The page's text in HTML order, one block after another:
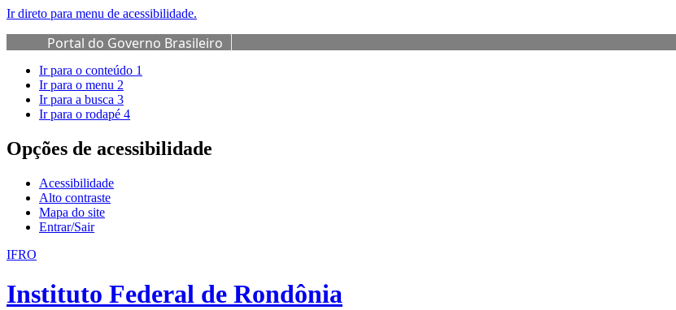
Ir direto para menu de acessibilidade.
Portal do Governo Brasileiro
Ir para o conteúdo 1
Ir para o menu 2
Ir para a busca 3
Ir para o rodapé 4
Opções de acessibilidade
Acessibilidade
Alto contraste
Mapa do site
Entrar/Sair
IFRO
Instituto Federal de Rondônia